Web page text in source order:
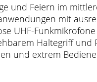
und Feiern im
mit
UHF-
Haltegriff und
und extrem